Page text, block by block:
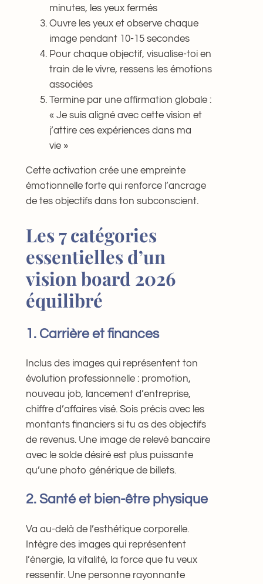
minutes, les yeux fermés
Ouvre les yeux et observe chaque
image pendant 10-15 secondes
Pour chaque objectif, visualise-toi en
train de le vivre, ressens les émotions
associées
Termine par une affirmation globale :
« Je suis aligné avec cette vision et
j’attire ces expériences dans ma
vie »
Cette activation crée une empreinte
émotionnelle forte qui renforce l’ancrage
de tes objectifs dans ton subconscient.
Les 7 catégories
essentielles d’un
vision board 2026
équilibré
1. Carrière et finances
Inclus des images qui représentent ton
évolution professionnelle : promotion,
nouveau job, lancement d’entreprise,
chiffre d’affaires visé. Sois précis avec les
montants financiers si tu as des objectifs
de revenus. Une image de relevé bancaire
avec le solde désiré est plus puissante
qu’une photo générique de billets.
2. Santé et bien-être physique
Va au-delà de l’esthétique corporelle.
Intègre des images qui représentent
l’énergie, la vitalité, la force que tu veux
ressentir. Une personne rayonnante